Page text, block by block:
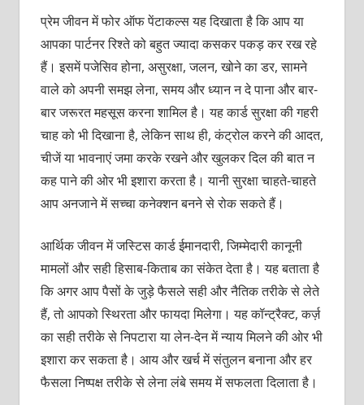
प्रेम जीवन में फोर ऑफ पेंटाकल्स यह दिखाता है कि आप या
आपका पार्टनर रिश्ते को बहुत ज्यादा कसकर पकड़ कर रख रहे
हैं। इसमें पजेसिव होना, असुरक्षा, जलन, खोने का डर, सामने
वाले को अपनी समझ लेना, समय और ध्यान न दे पाना और बार-
बार जरूरत महसूस करना शामिल है। यह कार्ड सुरक्षा की गहरी
चाह को भी दिखाना है, लेकिन साथ ही, कंट्रोल करने की आदत,
चीजें या भावनाएं जमा करके रखने और खुलकर दिल की बात न
कह पाने की ओर भी इशारा करता है। यानी सुरक्षा चाहते-चाहते
आप अनजाने में सच्चा कनेक्शन बनने से रोक सकते हैं।
आर्थिक जीवन में जस्टिस कार्ड ईमानदारी, जिम्मेदारी कानूनी
मामलों और सही हिसाब-किताब का संकेत देता है। यह बताता है
कि अगर आप पैसों के जुड़े फैसले सही और नैतिक तरीके से लेते
हैं, तो आपको स्थिरता और फायदा मिलेगा। यह कॉन्ट्रैक्ट, कर्ज़
का सही तरीके से निपटारा या लेन-देन में न्याय मिलने की ओर भी
इशारा कर सकता है। आय और खर्च में संतुलन बनाना और हर
फैसला निष्पक्ष तरीके से लेना लंबे समय में सफलता दिलाता है।